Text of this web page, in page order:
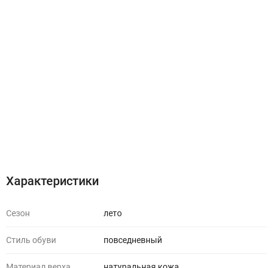
Характеристики
Сезон лето
Стиль обуви повседневный